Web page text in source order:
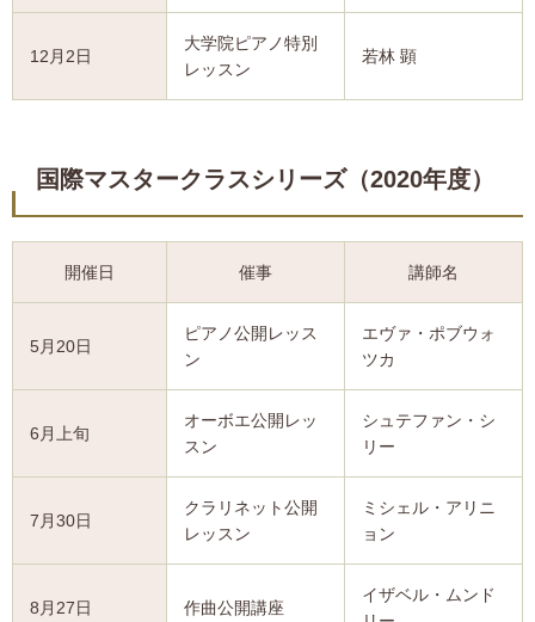
12月2日
大学院ピアノ特別
レッスン
若林 顕
国際マスタークラスシリーズ（2020年度）
開催日 催事 講師名
5月20日
ピアノ公開レッス
ン
エヴァ・ポブウォ
ツカ
6月上旬
オーボエ公開レッ
スン
シュテファン・シ
リー
7月30日
クラリネット公開
レッスン
ミシェル・アリニ
ョン
8月27日 作曲公開講座
イザベル・ムンド